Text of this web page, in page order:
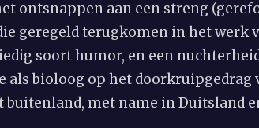
ontsnappen aan een streng
geregeld terugkomen in het werk
soort humor, en een
als bioloog op het doorkruipgedrag
buitenland, met name in Duitsland